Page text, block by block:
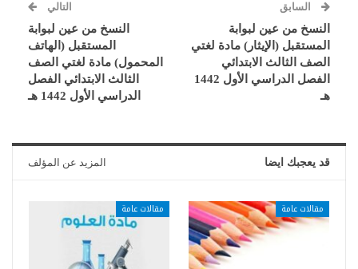
السابق
النسخ من عين لبوابة
المستقبل (الإيثار) مادة لغتي
الصف الثالث الابتدائي
الفصل الدراسي الأول 1442
هـ
التالي
النسخ من عين لبوابة
المستقبل (الهاتف
المحمول) مادة لغتي الصف
الثالث الابتدائي الفصل
الدراسي الأول 1442 هـ
قد يعجبك ايضا المزيد عن المؤلف
مقالات عامة مقالات عامة